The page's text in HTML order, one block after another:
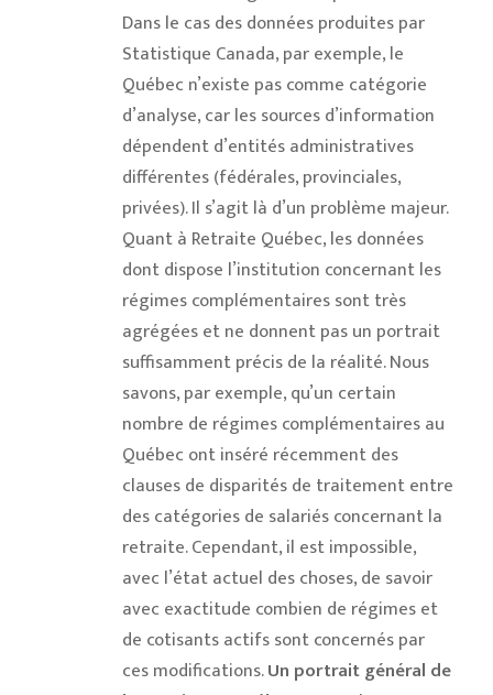
Dans le cas des données produites par
Statistique Canada, par exemple, le
Québec n’existe pas comme catégorie
d’analyse, car les sources d’information
dépendent d’entités administratives
différentes (fédérales, provinciales,
privées). Il s’agit là d’un problème majeur.
Quant à Retraite Québec, les données
dont dispose l’institution concernant les
régimes complémentaires sont très
agrégées et ne donnent pas un portrait
suffisamment précis de la réalité. Nous
savons, par exemple, qu’un certain
nombre de régimes complémentaires au
Québec ont inséré récemment des
clauses de disparités de traitement entre
des catégories de salariés concernant la
retraite. Cependant, il est impossible,
avec l’état actuel des choses, de savoir
avec exactitude combien de régimes et
de cotisants actifs sont concernés par
ces modifications.Un portrait général de